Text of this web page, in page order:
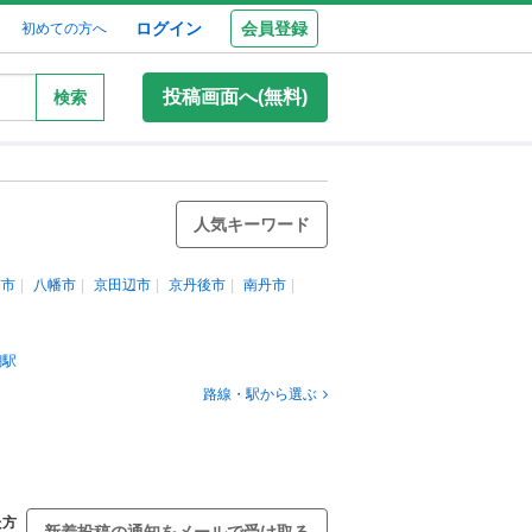
初めての方へ ログイン 会員登録
検索 投稿画面へ(無料)
人気キーワード
八幡市 京田辺市 京丹後市 南丹市
路線・駅から選ぶ